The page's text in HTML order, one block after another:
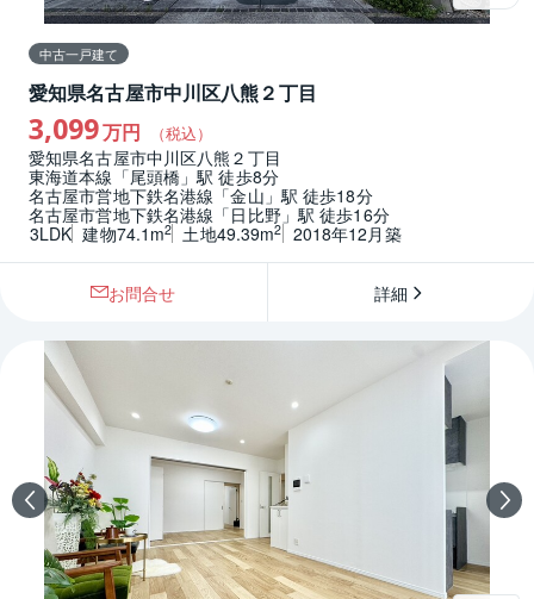
中古一戸建て
愛知県名古屋市中川区八熊２丁目
3,099万円 （税込）
愛知県名古屋市中川区八熊２丁目
東海道本線「尾頭橋」駅 徒歩8分
名古屋市営地下鉄名港線「金山」駅 徒歩18分
名古屋市営地下鉄名港線「日比野」駅 徒歩16分
3LDK 建物74.1m2 土地49.39m2 2018年12月築
お問合せ 詳細